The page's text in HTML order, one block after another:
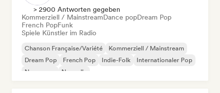
> 2900 Antworten gegeben
Kommerziell / MainstreamDance popDream Pop
French PopFunk
Spiele Künstler im Radio
Chanson Française/Variété
Kommerziell / Mainstream
Dream Pop
French Pop Indie-Folk
Internationaler Pop
New wave
Nouvelle